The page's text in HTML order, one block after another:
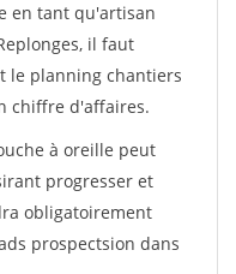
en tant qu'artisan
il faut
le planning chantiers
chiffre d'affaires.
à oreille peut
progresser et
obligatoirement
prospectsion dans